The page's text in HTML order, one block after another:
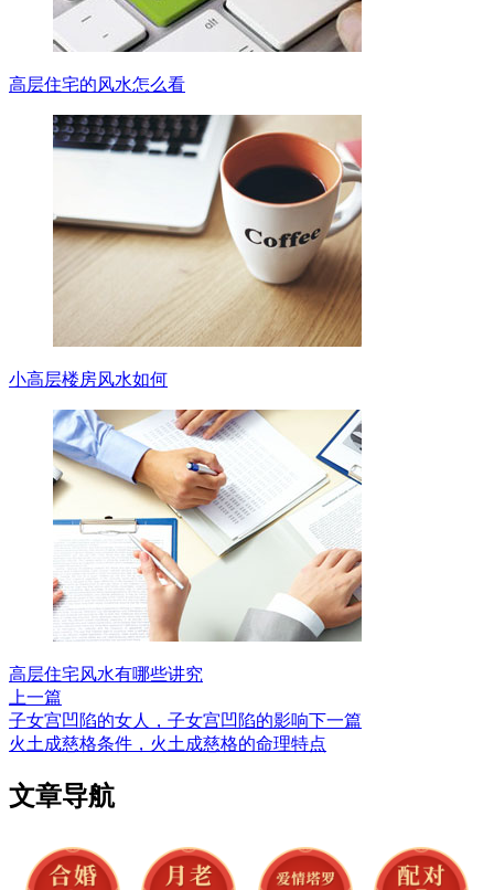
高层住宅的风水怎么看
小高层楼房风水如何
高层住宅风水有哪些讲究
上一篇
子女宫凹陷的女人，子女宫凹陷的影响下一篇
火土成慈格条件，火土成慈格的命理特点
文章导航